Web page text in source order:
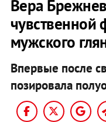
Вера
чувственной
мужского
Впервые после
позировала